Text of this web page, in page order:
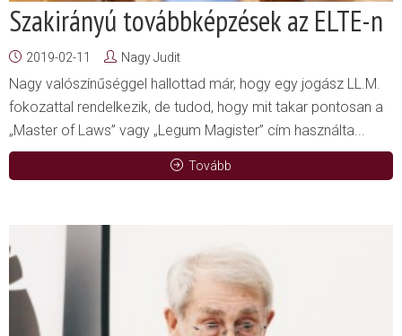
Szakirányú továbbképzések az ELTE-n
2019-02-11 Nagy Judit
Nagy valószínűséggel hallottad már, hogy egy jogász LL.M.
fokozattal rendelkezik, de tudod, hogy mit takar pontosan a
„Master of Laws” vagy „Legum Magister” cím használta...
Tovább